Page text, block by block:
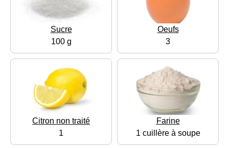
Sucre
100 g
Oeufs
3
Citron non traité
1
Farine
1 cuillère à soupe